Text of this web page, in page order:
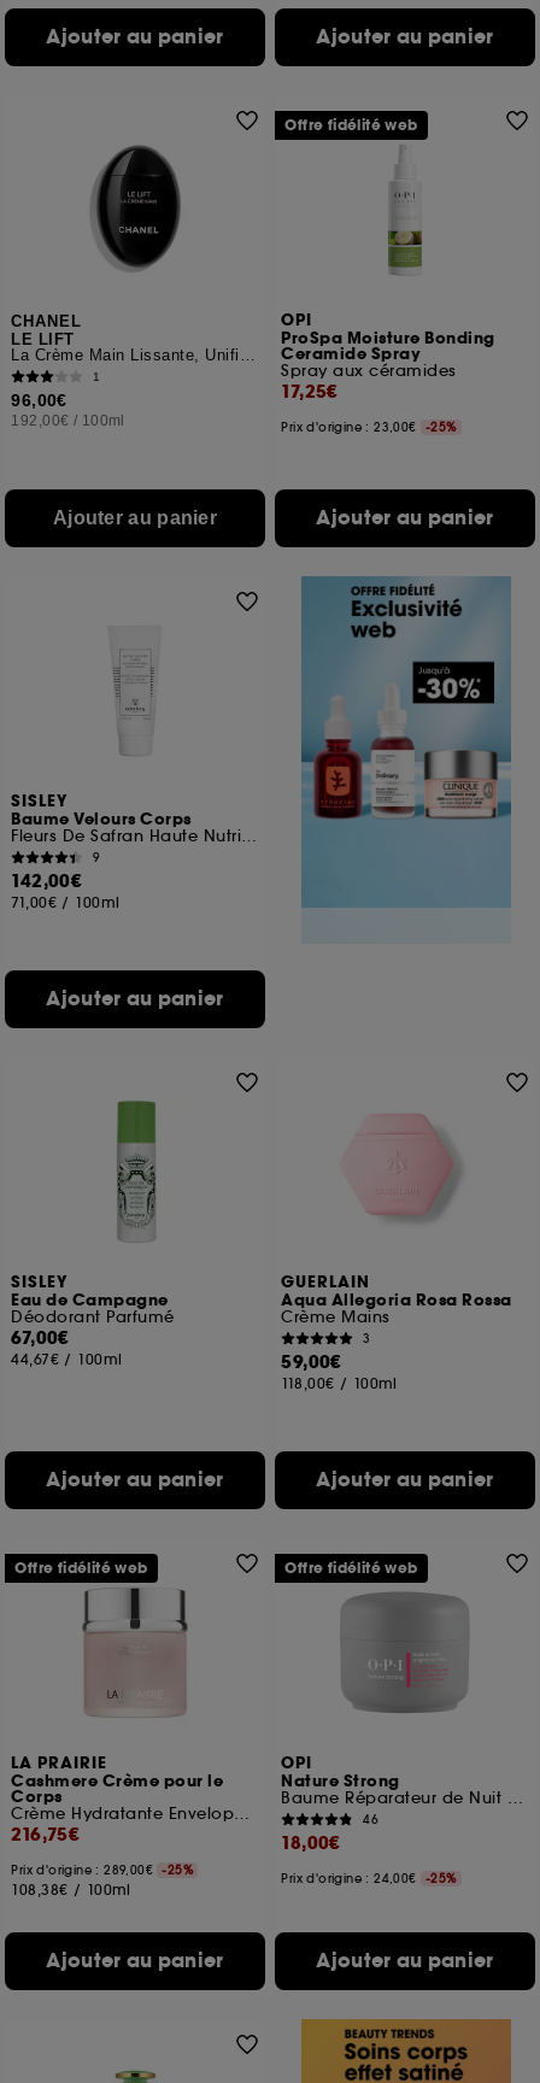
Ajouter au panier Ajouter au panier
CHANEL
LE LIFT
La Crème Main Lissante, Unifiante et Redensifiante
1
96,00€
192,00€ / 100ml
Ajouter au panier
OPI
ProSpa Moisture Bonding
Ceramide Spray
Spray aux céramides
17,25€
Prix d'origine : 23,00€ -25%
Ajouter au panier
Offre fidélité web
SISLEY
Baume Velours Corps
Fleurs De Safran Haute Nutrition
9
142,00€
71,00€ / 100ml
Ajouter au panier
SISLEY
Eau de Campagne
Déodorant Parfumé
67,00€
44,67€ / 100ml
Ajouter au panier
GUERLAIN
Aqua Allegoria Rosa Rossa
Crème Mains
3
59,00€
118,00€ / 100ml
Ajouter au panier
LA PRAIRIE
Cashmere Crème pour le
Corps
Crème Hydratante Enveloppante
216,75€
Prix d'origine : 289,00€ -25%
108,38€ / 100ml
Ajouter au panier
Offre fidélité web
OPI
Nature Strong
Baume Réparateur de Nuit pour Cuticules
46
18,00€
Prix d'origine : 24,00€ -25%
Ajouter au panier
Offre fidélité web